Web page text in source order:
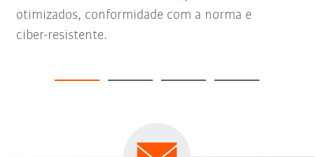
otimizados, conformidade com a norma e
ciber-resistente.